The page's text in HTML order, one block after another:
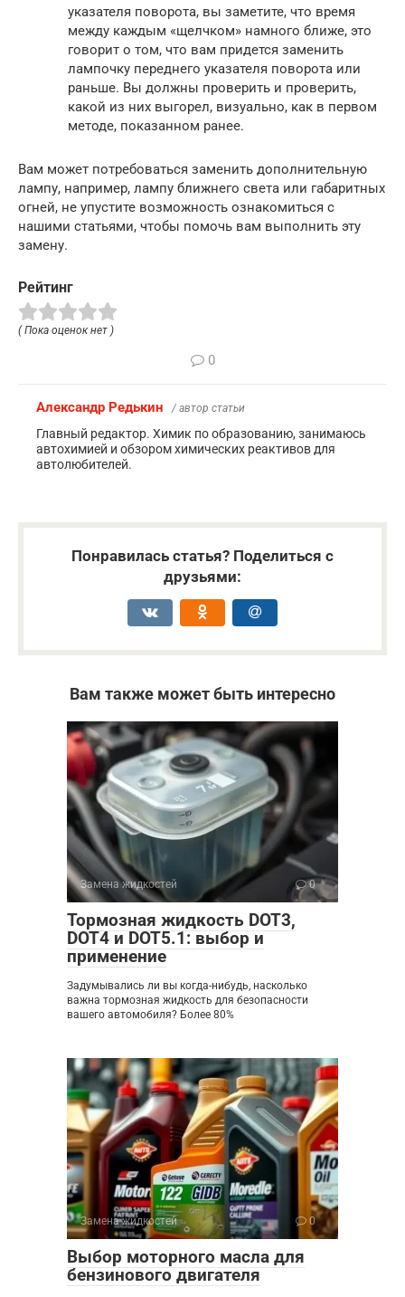
указателя поворота, вы заметите, что время
между каждым «щелчком» намного ближе, это
говорит о том, что вам придется заменить
лампочку переднего указателя поворота или
раньше. Вы должны проверить и проверить,
какой из них выгорел, визуально, как в первом
методе, показанном ранее.
Вам может потребоваться заменить дополнительную
лампу, например, лампу ближнего света или габаритных
огней, не упустите возможность ознакомиться с
нашими статьями, чтобы помочь вам выполнить эту
замену.
Рейтинг
( Пока оценок нет )
0
Александр Редькин / автор статьи
Главный редактор. Химик по образованию, занимаюсь
автохимией и обзором химических реактивов для
автолюбителей.
Понравилась статья? Поделиться с
друзьями:
Вам также может быть интересно
Замена жидкостей 0
Тормозная жидкость DOT3,
DOT4 и DOT5.1: выбор и
применение
Задумывались ли вы когда-нибудь, насколько
важна тормозная жидкость для безопасности
вашего автомобиля? Более 80%
Замена жидкостей 0
Выбор моторного масла для
бензинового двигателя